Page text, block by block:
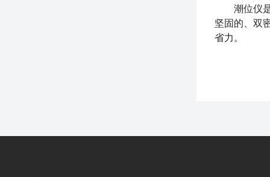
潮位仪是
坚固的、双
省力。